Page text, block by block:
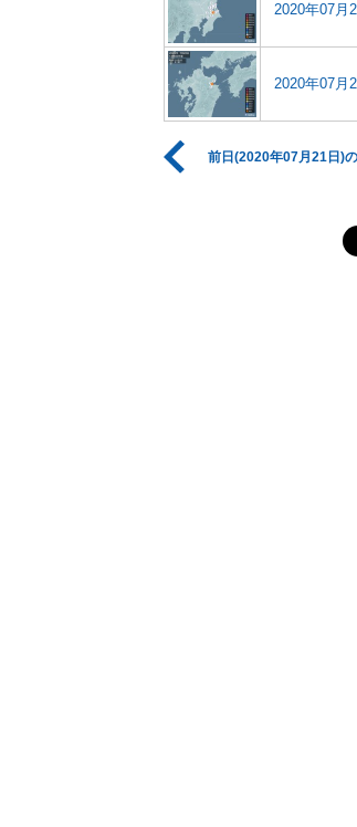
2020年07月
2020年07月
前日(2020年07月21日)